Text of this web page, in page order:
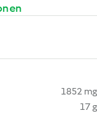
1852 mg
17 g